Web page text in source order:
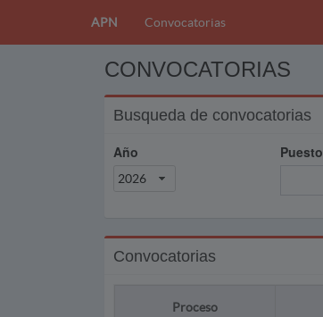
APN Convocatorias
CONVOCATORIAS
Busqueda de convocatorias
Año
2026
Puesto
Convocatorias
Proceso